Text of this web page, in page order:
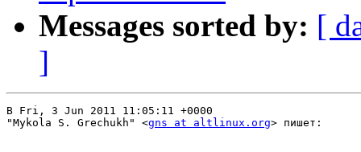
Messages sorted by: [
]
В Fri, 3 Jun 2011 11:05:11 +0000
"Mykola S. Grechukh" <gns at altlinux.org> пишет: